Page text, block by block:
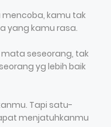
mencoba, kamu tak
yang kamu rasa.
seseorang, tak
yg lebih baik
Tapi satu-
menjatuhkanmu